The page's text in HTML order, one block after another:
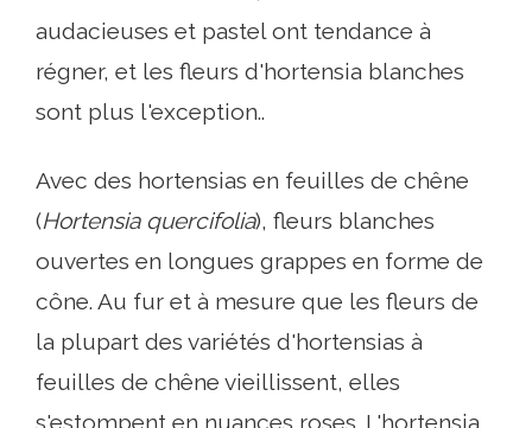
audacieuses et pastel ont tendance à
régner, et les fleurs d'hortensia blanches
sont plus l'exception..
Avec des hortensias en feuilles de chêne
(Hortensia quercifolia), fleurs blanches
ouvertes en longues grappes en forme de
cône. Au fur et à mesure que les fleurs de
la plupart des variétés d'hortensias à
feuilles de chêne vieillissent, elles
s'estompent en nuances roses. L'hortensia